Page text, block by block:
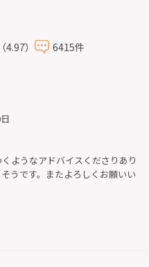
4.97） 6415件
ようなアドバイスくださりあり
うです。またよろしくお願いい